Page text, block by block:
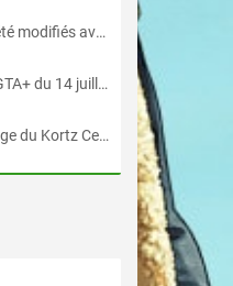
GTA Online : Les gains des casses ont été modifiés avec la mise à jour « Le Braquage du Kortz Center »
GTA Online : Détails des avantages de GTA+ du 14 juillet au 12 août
GTA Online : La mise à jour « Le Braquage du Kortz Center » est maintenant disponible